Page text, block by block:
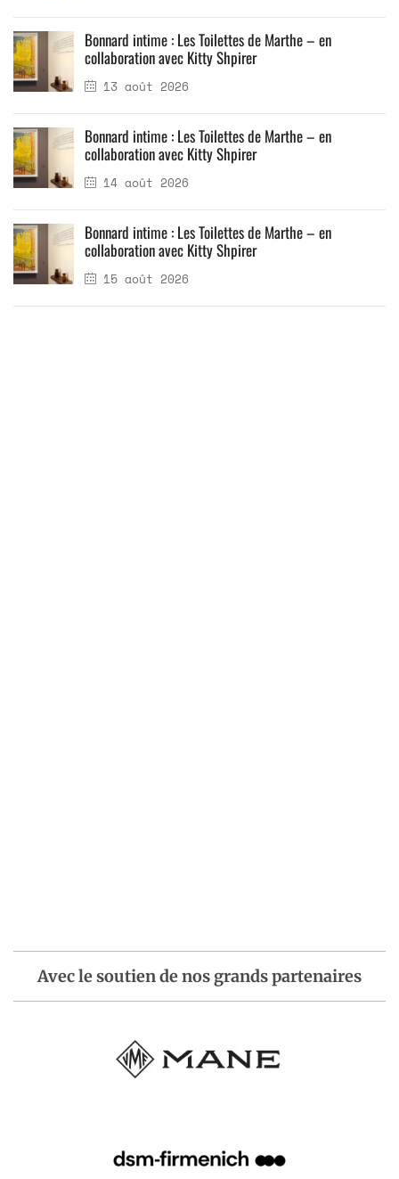
13 août 2026
Bonnard intime : Les Toilettes de Marthe – en
collaboration avec Kitty Shpirer
14 août 2026
Bonnard intime : Les Toilettes de Marthe – en
collaboration avec Kitty Shpirer
15 août 2026
Bonnard intime : Les Toilettes de Marthe – en
collaboration avec Kitty Shpirer
Avec le soutien de nos grands partenaires